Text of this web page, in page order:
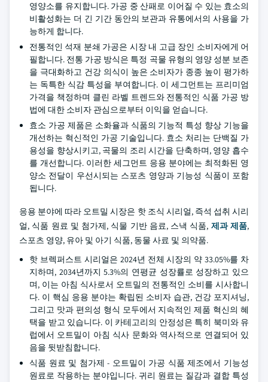
영양소를 유지합니다. 가공 중 산패로 이어질 수 있는 효소의
비활성화는 더 긴 기간 동안의 보관과 유통에서의 사용을 가
능하게 합니다.
전통적인 석재 분쇄 가공은 시장 내 고급 장인 소비자에게 어
필합니다. 전통 가공 방식은 특정 곡물 유형의 영양 성분 보존
을 극대화하고 건강 의식이 높은 소비자가 종종 높이 평가하
는 독특한 식감 특성을 부여합니다. 이 세그먼트는 프리미엄
가격을 책정하며 클린 라벨 트렌드와 전통적인 식품 가공 방
법에 대한 소비자 관심으로부터 이익을 얻습니다.
효소 가공 제품은 소화율과 식품의 기능적 특성 향상 기능을
개선하는 혁신적인 가공 기술입니다. 효소 처리는 단백질 가
용성을 향상시키고, 곡물의 조리 시간을 단축하며, 영양 흡수
를 개선합니다. 이러한 세그먼트 응용 분야에는 최적화된 영
양소 전달이 우선시되는 스포츠 영양과 기능성 식품이 포함
됩니다.
응용 분야에 따라 오트밀 시장은 핫 조식 시리얼, 즉석 섭취 시리
얼, 식품 원료 및 첨가제, 식물 기반 음료, 스낵 식품, 제과 제품,
스포츠 영양, 유아 및 아기 식품, 동물 사료 및 의약품.
핫 브렉퍼스트 시리얼은 2024년 전체 시장의 약 33.05%를 차
지하며, 2034년까지 5.3%의 연평균 성장률로 성장하고 있으
며, 이는 아침 식사로서 오트밀의 전통적인 소비를 시사합니
다. 이 핵심 응용 분야는 확립된 소비자 습관, 건강 포지셔닝,
그리고 맛과 편의성 형식 모두에서 지속적인 제품 혁신의 혜
택을 받고 있습니다. 이 카테고리의 안정성은 특히 북미와 유
럽에서 오트밀이 아침 식사 문화와 역사적으로 연결되어 있
음을 뒷받침합니다.
식품 원료 및 첨가제 - 오트밀이 가공 식품 제조에서 기능성
원료로 작용하는 분야입니다. 귀리 원료는 질감과 결합 특성